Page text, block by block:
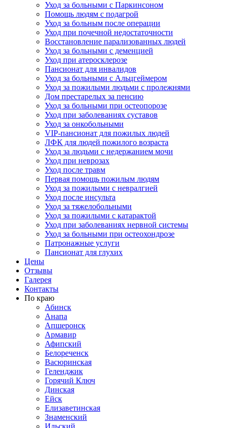
Уход за больными с Паркинсоном
Помощь людям с подагрой
Уход за больным после операции
Уход при почечной недостаточности
Восстановление парализованных людей
Уход за больными с деменцией
Уход при атеросклерозе
Пансионат для инвалидов
Уход за больными с Альцгеймером
Уход за пожилыми людьми с пролежнями
Дом престарелых за пенсию
Уход за больными при остеопорозе
Уход при заболеваниях суставов
Уход за онкобольными
VIP-пансионат для пожилых людей
ЛФК для людей пожилого возраста
Уход за людьми с недержанием мочи
Уход при неврозах
Уход после травм
Первая помощь пожилым людям
Уход за пожилыми с невралгией
Уход после инсульта
Уход за тяжелобольными
Уход за пожилыми с катарактой
Уход при заболеваниях нервной системы
Уход за больными при остеохондрозе
Патронажные услуги
Пансионат для глухих
Цены
Отзывы
Галерея
Контакты
По краю
Абинск
Анапа
Апшеронск
Армавир
Афипский
Белореченск
Васюринская
Геленджик
Горячий Ключ
Динская
Ейск
Елизаветинская
Знаменский
Ильский